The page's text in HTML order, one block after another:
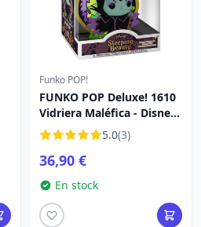
Funko POP!
FUNKO POP Deluxe! 1610
Vidriera Maléfica - Disney
Villains
5.0(3)
36,90 €
En stock